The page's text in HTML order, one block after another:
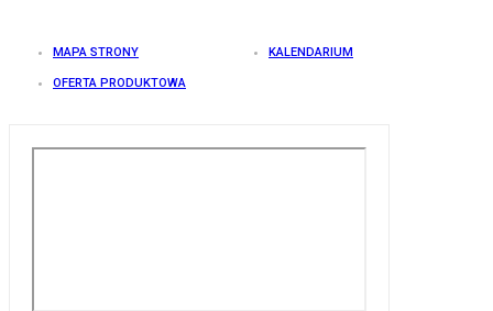
MAPA STRONY KALENDARIUM
OFERTA PRODUKTOWA